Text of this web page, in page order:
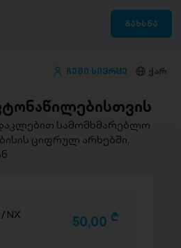
გახსნა
ჩემი სივრცე ქარ
სამომხმარებლო
ციფრულ არხებში,
NX
50,00 D